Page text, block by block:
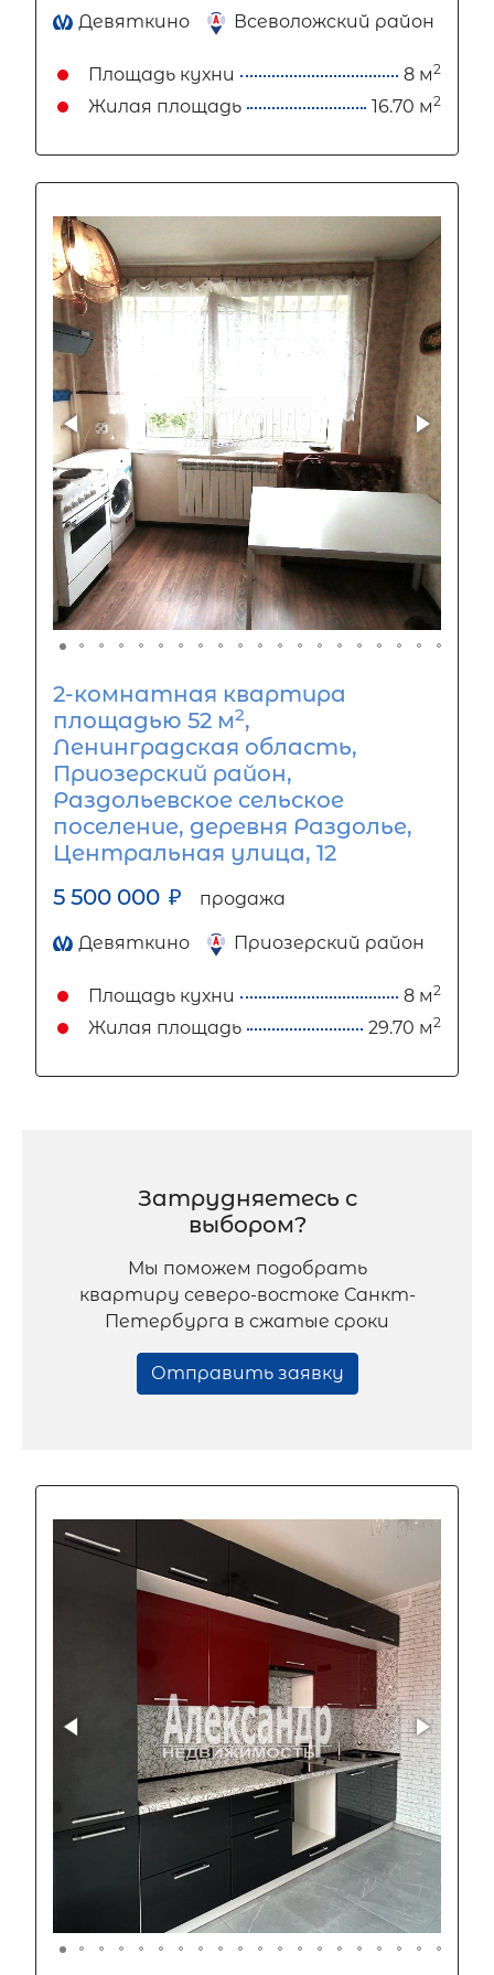
Девяткино Всеволожский район
Площадь кухни 8 м2
Жилая площадь 16.70 м2
2-комнатная квартира
площадью 52 м2,
Ленинградская область,
Приозерский район,
Раздольевское сельское
поселение, деревня Раздолье,
Центральная улица, 12
5 500 000 ₽ продажа
Девяткино Приозерский район
Площадь кухни 8 м2
Жилая площадь 29.70 м2
Затрудняетесь с
выбором?
Мы поможем подобрать
квартиру северо-востоке Санкт-
Петербурга в сжатые сроки
Отправить заявку